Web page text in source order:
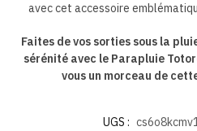
avec cet accessoire
Faites de vos sorties sous la
sérénité avec le Parapluie
vous un morceau de
UGS :